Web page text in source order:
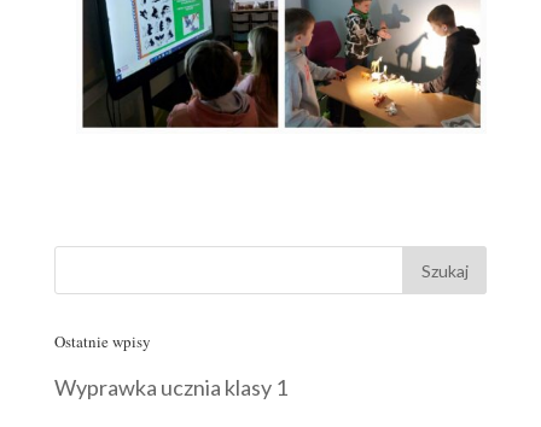
Ostatnie wpisy
Wyprawka ucznia klasy 1